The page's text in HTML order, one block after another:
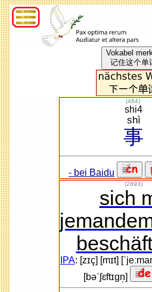
Vokabel
记住这个单
(484)
事
shì
shi4
- bei Baidu
(2893)
sich
IPA: [zɪç] [mɪt]
[bəˈʃɛftɪɡn̩]